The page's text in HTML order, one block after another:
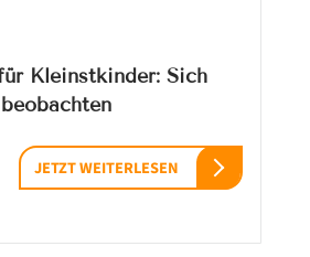
Kleinstkinder: Sich
JETZT WEITERLESEN